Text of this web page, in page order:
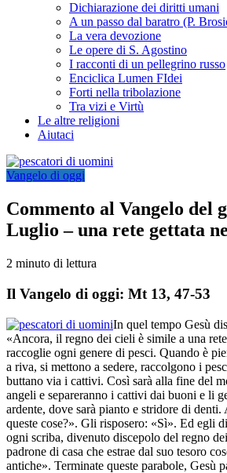
Dichiarazione dei diritti umani
A un passo dal baratro (P.
La vera devozione
Le opere di S. Agostino
I racconti di un pellegrino russo
Enciclica Lumen FIdei
Forti nella tribolazione
Tra vizi e Virtù
Le altre religioni
Aiutaci
Vangelo di oggi
Commento al Vangelo del
Luglio – una rete gettata
2 minuto di lettura
Il Vangelo di oggi: Mt 13, 47-53
In quel tempo Gesù
«Ancora, il regno dei cieli è simile a una
raccoglie ogni genere di pesci. Quando è
a riva, si mettono a sedere, raccolgono i
buttano via i cattivi. Così sarà alla fine del
angeli e separeranno i cattivi dai buoni e li
ardente, dove sarà pianto e stridore di denti.
queste cose?». Gli risposero: «Sì». Ed egli
ogni scriba, divenuto discepolo del regno
padrone di casa che estrae dal suo tesoro
antiche». Terminate queste parabole, Gesù